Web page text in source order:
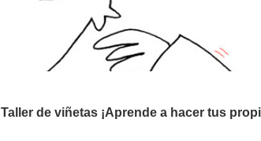
Taller de viñetas ¡Aprende a hacer tus